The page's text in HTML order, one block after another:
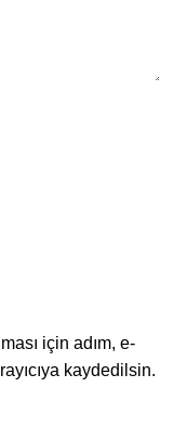
için adım, e-
kaydedilsin.